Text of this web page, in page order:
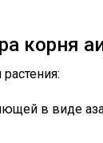
корня
в виде